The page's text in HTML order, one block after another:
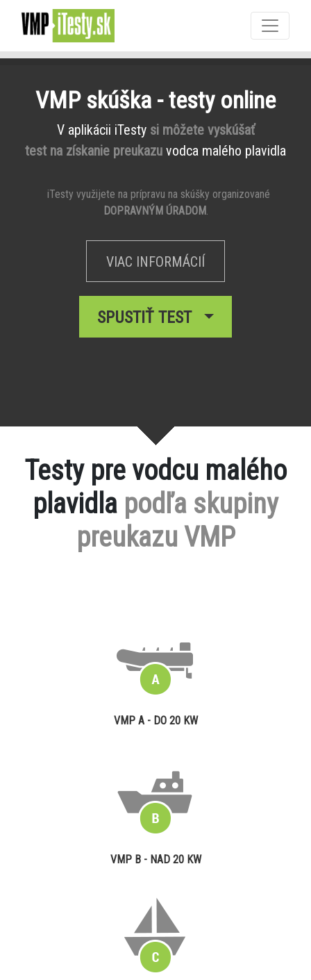
VMP skúška - testy online
V aplikácii iTesty si môžete vyskúšať
test na získanie preukazu vodca malého plavidla
iTesty využijete na prípravu na skúšky organizované
DOPRAVNÝM ÚRADOM.
VIAC INFORMÁCIÍ
SPUSTIŤ TEST
Testy pre vodcu malého
plavidla podľa skupiny
preukazu VMP
VMP A - DO 20 KW
VMP B - NAD 20 KW